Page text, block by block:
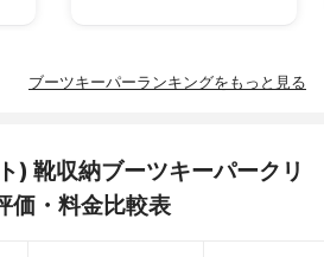
ブーツキーパーランキングをもっと見る
) 靴収納ブーツキーパークリ
価・料金比較表